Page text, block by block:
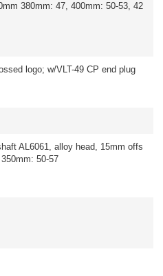
380mm: 47, 400mm: 50-53, 42
logo; w/VLT-49 CP end plug
AL6061, alloy head, 15mm offs
50-57